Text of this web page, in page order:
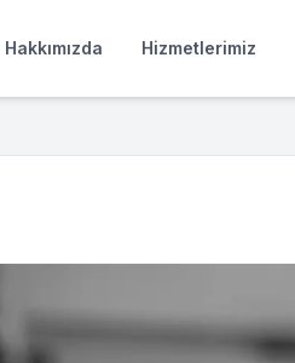
Hakkımızda Hizmetlerimiz